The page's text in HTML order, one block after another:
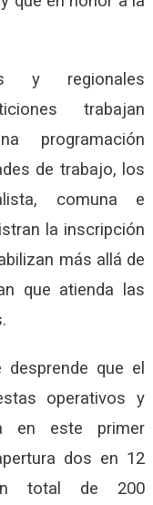
y regionales
trabajan
programación
de trabajo, los
comuna e
la inscripción
más allá de
que atienda las
que el
operativos y
en este primer
dos en 12
total de 200